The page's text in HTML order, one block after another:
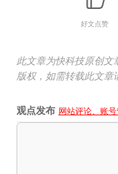
好文点赞
此文章为快科技原创文
版权，如需转载此文章
观点发布 网站评论、账